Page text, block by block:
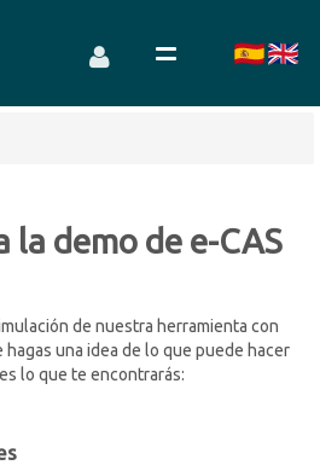
la demo de e-CAS
de nuestra herramienta con
una idea de lo que puede hacer
lo que te encontrarás: